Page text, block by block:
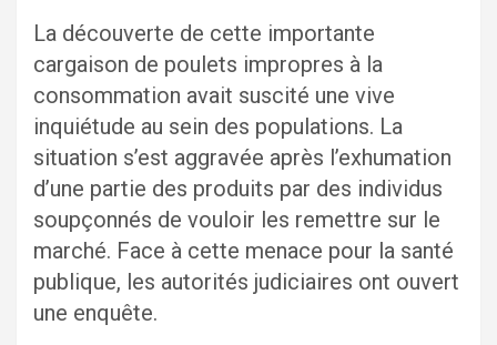
La découverte de cette importante
cargaison de poulets impropres à la
consommation avait suscité une vive
inquiétude au sein des populations. La
situation s’est aggravée après l’exhumation
d’une partie des produits par des individus
soupçonnés de vouloir les remettre sur le
marché. Face à cette menace pour la santé
publique, les autorités judiciaires ont ouvert
une enquête.